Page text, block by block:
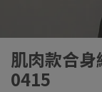
肌肉款合
0415